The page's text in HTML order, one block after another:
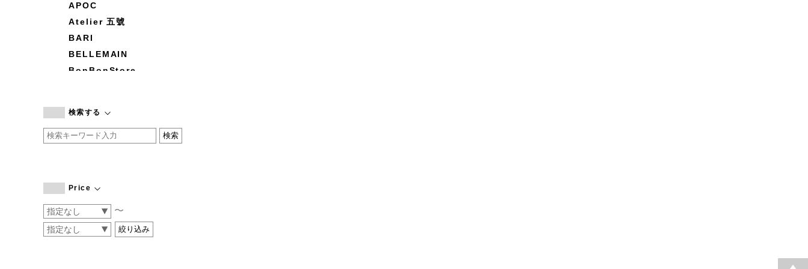
APOC
Atelier 五號
BARI
BELLEMAIN
BonBonStore
by basics
CATWORTH
COGTHEBIGSMOKE
CONVERSE
DEAN & DELUCA
検索する
Price
〜